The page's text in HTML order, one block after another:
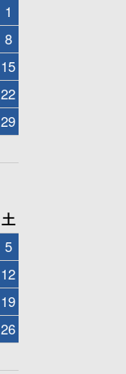
1
8
15
22
29
土
5
12
19
26